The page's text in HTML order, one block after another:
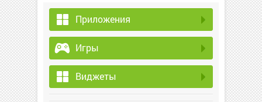
Приложения
Игры
Виджеты